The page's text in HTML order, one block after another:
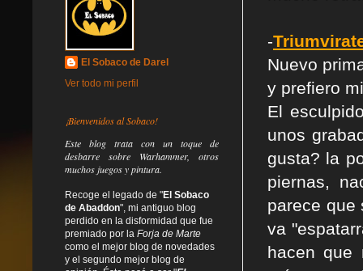
-
Nuevo
y prefiero
El
unos
gusta? la
piernas,
parece que
va
hacen que
El Sobaco de Darel
Ver todo mi perfil
¡Bienvenidos al Sobaco!
Este blog trata con un toque de
desbarre sobre Warhammer, otros
muchos juegos y pintura.
Recoge el legado de "El Sobaco
de Abaddon", mi antiguo blog
perdido en la disformidad que fue
premiado por la Forja de Marte
como el mejor blog de novedades
y el segundo mejor blog de